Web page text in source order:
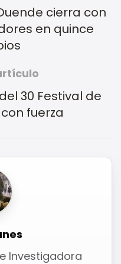
cierra con
en quince
30 Festival de
fuerza
Investigadora